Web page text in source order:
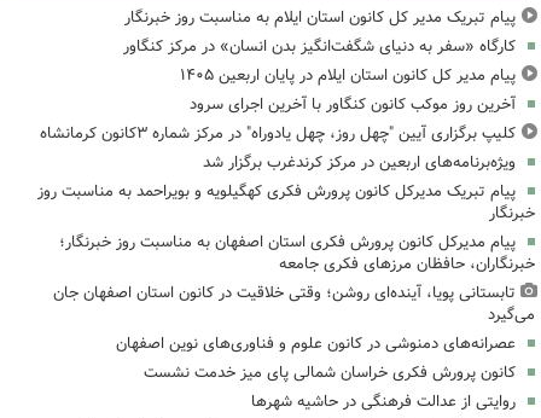
پیام تبریک مدیر کل کانون استان ایلام به مناسبت روز خبرنگار
کارگاه «سفر به دنیای شگفت‌انگیز بدن انسان» در مرکز کنگاور
پیام مدیر کل کانون استان ایلام در پایان اربعین ۱۴۰۵
آخرین روز موکب کانون کنگاور با آخرین اجرای سرود
کلیپ برگزاری آیین "چهل روز، چهل یادوراه" در مرکز شماره ۳کانون کرمانشاه
ویژه‌برنامه‌های اربعین در مرکز کرندغرب برگزار شد
پیام تبریک مدیرکل کانون پرورش فکری کهگیلویه و بویراحمد به مناسبت روز
خبرنگار
پیام مدیرکل کانون پرورش فکری استان اصفهان به مناسبت روز خبرنگار؛
خبرنگاران، حافظان مرزهای فکری جامعه
تابستانی پویا، آینده‌ای روشن؛ وقتی خلاقیت در کانون استان اصفهان جان
می‌گیرد
عصرانه‌های دمنوشی در کانون علوم و فناوری‌های نوین اصفهان
کانون پرورش فکری خراسان شمالی پای میز خدمت نشست
روایتی از عدالت فرهنگی در حاشیه شهرها